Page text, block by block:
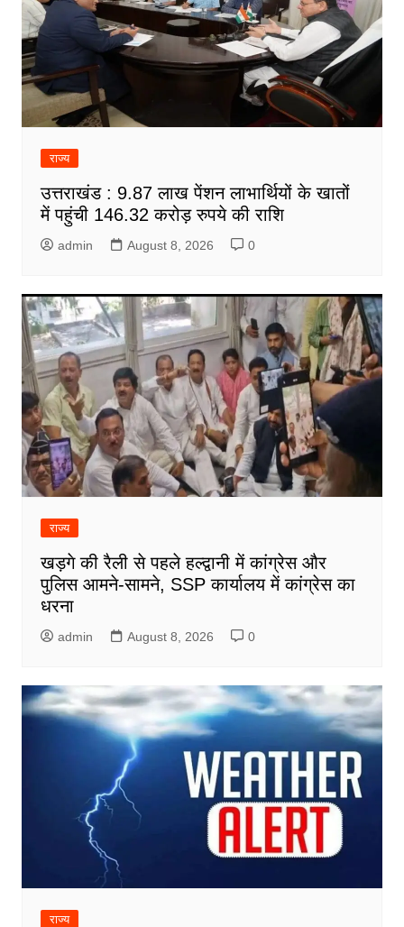
राज्य
उत्तराखंड : 9.87 लाख पेंशन लाभार्थियों के खातों
में पहुंची 146.32 करोड़ रुपये की राशि
admin August 8, 2026 0
राज्य
खड़गे की रैली से पहले हल्द्वानी में कांग्रेस और
पुलिस आमने-सामने, SSP कार्यालय में कांग्रेस का
धरना
admin August 8, 2026 0
राज्य